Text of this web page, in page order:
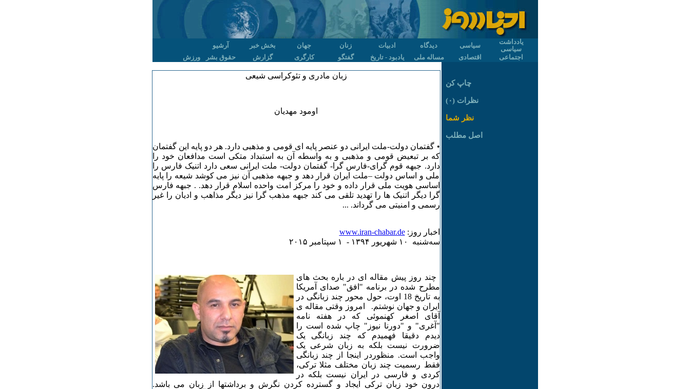
یادداشت
سیاسی
سیاسی دیدگاه ادبیات زنان جهان بخش خبر
آرشیو
اجتماعی
اقتصادی مساله ملی یادبود - تاریخ گفتگو کارگری گزارش حقوق بشر ورزش
زبان مادری و تئوکراسی شیعی
اومود مهدیان
• گفتمان دولت-ملت ایرانی دو عنصر پایه ای قومی و مذهبی دارد. هر دو پایه این گفتمان
که بر تبعیض قومی و مذهبی و به واسطه آن به استبداد متکی است مدافعان خود را
دارد. جبهه قوم گرای-فارس گرا- گفتمان دولت- ملت ایرانی سعی دارد اتنیک فارس را
ملی و اساس دولت –ملت ایران قرار دهد و جبهه مذهبی آن نیز می کوشد شیعه را پایه
اساسی هویت ملی قرار داده و خود را مرکز امت واحده اسلام قرار دهد. . جبهه فارس
گرا دیگر اتنیک ها را تهدید تلقی می کند جبهه مذهب گرا نیز دیگر مذاهب و ادیان را غیر
رسمی و امنیتی می گرداند. ...
اخبار روز:www.iran-chabar.de
سه‌شنبه ۱۰ شهريور ۱٣۹۴ - ۱ سپتامبر ۲۰۱۵
چند روز پیش مقاله ای در باره بحث های
مطرح شده در برنامه "افق" صدای آمریکا
به تاریخ 18 اوت، حول محور چند زبانگی در
ایران و جهان نوشتم. امروز وقتی مقاله ی
آقای اصغر کهنموئی که در هفته نامه
"آغری" و "دورنا نیوز" چاپ شده است را
دیدم دقیقا فهمیدم که چند زبانگی یک
ضرورت نیست بلکه به زبان شرعی یک
واجب است. منظوردر اینجا از چند زبانگی
فقط رسمیت چند زبان مختلف مثلا ترکی،
کردی و فارسی در ایران نیست بلکه در
درون خود زبان ترکی ایجاد و گسترده کردن نگرش و برداشتها از زبان می باشد.
چاپ کن
نظرات (۰)
نظر شما
اصل مطلب